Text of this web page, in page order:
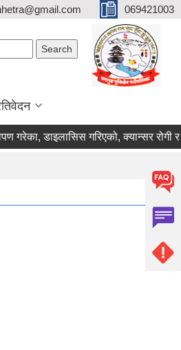
069421003
डाइलासिस गरिएको, क्यान्सर रोगी र